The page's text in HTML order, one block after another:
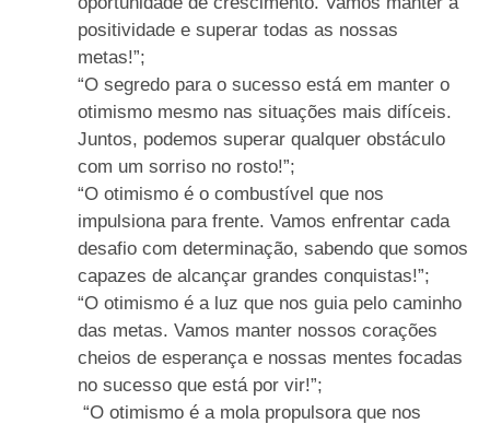
positividade e superar todas as nossas
metas!”;
“O segredo para o sucesso está em manter o
otimismo mesmo nas situações mais difíceis.
Juntos, podemos superar qualquer obstáculo
com um sorriso no rosto!”;
“O otimismo é o combustível que nos
impulsiona para frente. Vamos enfrentar cada
desafio com determinação, sabendo que somos
capazes de alcançar grandes conquistas!”;
“O otimismo é a luz que nos guia pelo caminho
das metas. Vamos manter nossos corações
cheios de esperança e nossas mentes focadas
no sucesso que está por vir!”;
“O otimismo é a mola propulsora que nos